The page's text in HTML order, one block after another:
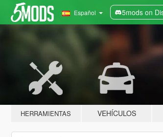
Español 5mods on
HERRAMIENTAS VEHÍCULOS